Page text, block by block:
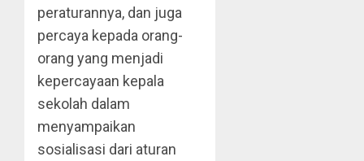
peraturannya, dan juga
percaya kepada orang-
orang yang menjadi
kepercayaan kepala
sekolah dalam
menyampaikan
sosialisasi dari aturan